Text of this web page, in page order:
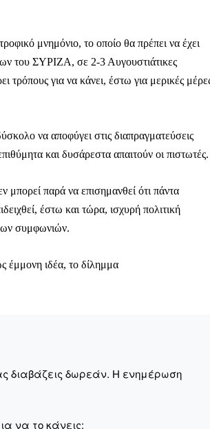
μνημόνιο, το οποίο θα πρέπει να έχει
του ΣΥΡΙΖΑ, σε 2-3 Αυγουστιάτικες
τρόπους για να κάνει, έστω για μερικές
να αποφύγει στις διαπραγματεύσεις
και δυσάρεστα απαιτούν οι πιστωτές.
μπορεί παρά να επισημανθεί ότι πάντα
έστω και τώρα, ισχυρή πολιτική
συμφωνιών.
έμμονη ιδέα, το δίλημμα
διαβάζεις δωρεάν. Η ενημέρωση
να το κάνεις: